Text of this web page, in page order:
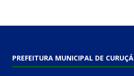
PREFEITURA MUNICIPAL DE CURUÇÁ